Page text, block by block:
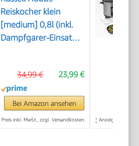
Reiskocher klein
[medium] 0,8l (inkl.
Dampfgarer-Einsatz,
Gartopf, Reislöffel &
Messbecher)
Schongarer für
Gemüse & Fisch
23,99 €
34,99 €
Bei Amazon ansehen
Preis inkl. MwSt., zzgl. Versandkosten * Anzeige